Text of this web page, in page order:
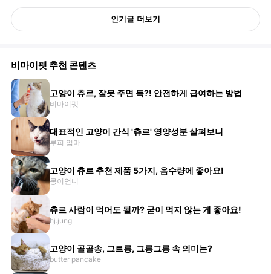
인기글 더보기
비마이펫 추천 콘텐츠
고양이 츄르, 잘못 주면 독?! 안전하게 급여하는 방법
비마이펫
대표적인 고양이 간식 '츄르' 영양성분 살펴보니
루피 엄마
고양이 츄르 추천 제품 5가지, 음수량에 좋아요!
몽이언니
츄르 사람이 먹어도 될까? 굳이 먹지 않는 게 좋아요!
hj.jung
고양이 골골송, 그르릉, 그릉그릉 속 의미는?
butter pancake